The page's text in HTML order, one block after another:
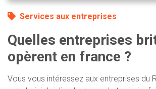
Services aux entreprises
Quelles entreprises
opèrent en france ?
Vous vous intéressez aux entreprises du